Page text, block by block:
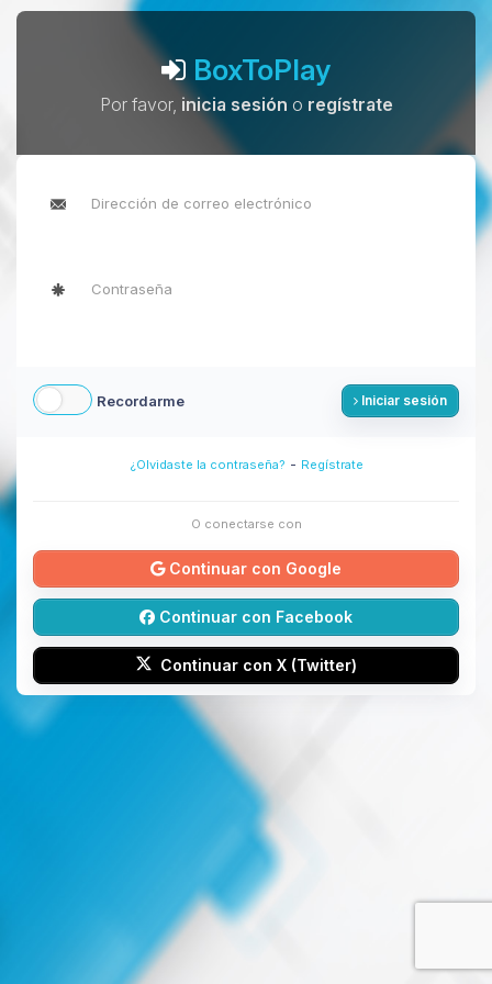
BoxToPlay
Por favor, inicia sesión o regístrate
Recordarme Iniciar sesión
¿Olvidaste la contraseña? - Regístrate
O conectarse con
Continuar con Google
Continuar con Facebook
Continuar con X (Twitter)